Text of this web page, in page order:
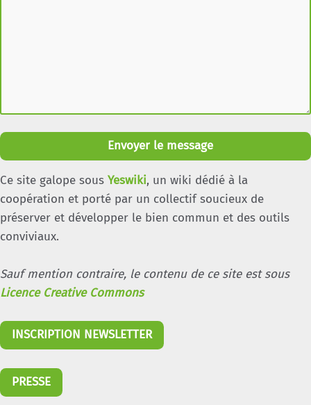
Envoyer le message
Ce site galope sous Yeswiki, un wiki dédié à la
coopération et porté par un collectif soucieux de
préserver et développer le bien commun et des outils
conviviaux.
Sauf mention contraire, le contenu de ce site est sous
Licence Creative Commons
INSCRIPTION NEWSLETTER
PRESSE